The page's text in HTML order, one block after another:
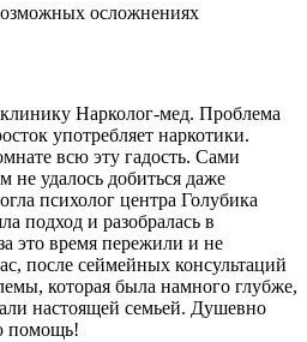
осложнениях
Нарколог-мед. Проблема
употребляет наркотики.
всю эту гадость. Сами
не удалось добиться даже
психолог центра Голубика
подход и разобралась в
это время пережили и не
после сеймейных консультаций
которая была намного глубже,
настоящей семьей. Душевно
помощь!